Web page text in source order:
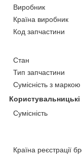
Виробник
Країна виробник
Код запчастини
Стан
Тип запчастини
Сумісність з маркою
Користувальницькі
Сумісність
Країна реєстрації